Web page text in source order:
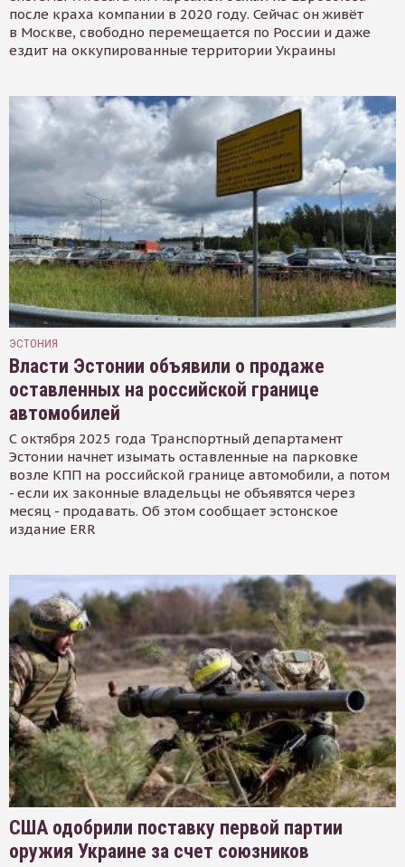
после краха компании в 2020 году. Сейчас он живёт
в Москве, свободно перемещается по России и даже
ездит на оккупированные территории Украины
ЭСТОНИЯ
Власти Эстонии объявили о продаже
оставленных на российской границе
автомобилей
С октября 2025 года Транспортный департамент
Эстонии начнет изымать оставленные на парковке
возле КПП на российской границе автомобили, а потом
- если их законные владельцы не объявятся через
месяц - продавать. Об этом сообщает эстонское
издание ERR
США одобрили поставку первой партии
оружия Украине за счет союзников